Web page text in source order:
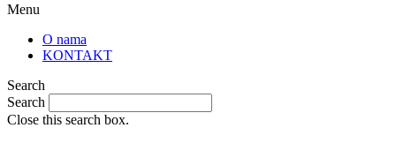
Menu
O nama
KONTAKT
Search
Search
Close this search box.